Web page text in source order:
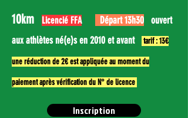
10km Licencié FFA Départ 13h30 ouvert
aux athlètes né(e)s en 2010 et avant
tarif : 13€
une réduction de 2€ est appliquée au moment du
paiement après vérification du N° de licence
Inscription